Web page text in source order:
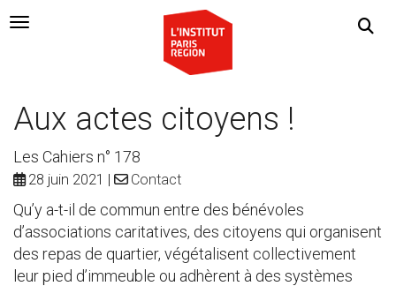
Navigation Toggle
Aux actes citoyens !
Les Cahiers n° 178
28 juin 2021 Contact
Qu’y a-t-il de commun entre des bénévoles
d’associations caritatives, des citoyens qui organisent
des repas de quartier, végétalisent collectivement
leur pied d’immeuble ou adhèrent à des systèmes